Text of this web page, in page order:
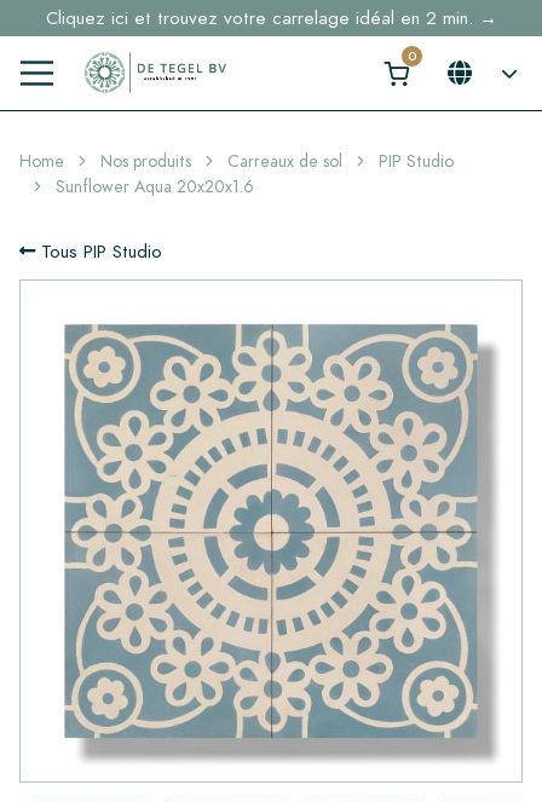
Cliquez ici et trouvez votre carrelage idéal en 2 min. →
Home Nos produits Carreaux de sol
PIP Studio
Sunflower Aqua 20x20x1.6
Tous PIP Studio